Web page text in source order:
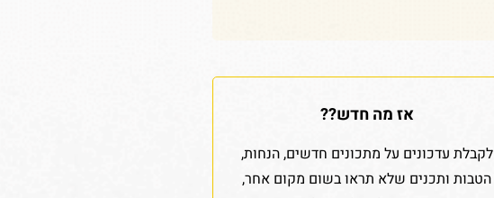
אז מה חדש??
לקבלת עדכונים על מתכונים חדשים, הנחות,
הטבות ותכנים שלא תראו בשום מקום אחר,